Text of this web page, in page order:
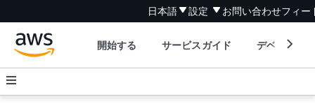
日本語 設定 お問い合わせフィー
開始する サービスガイド デベロッパ